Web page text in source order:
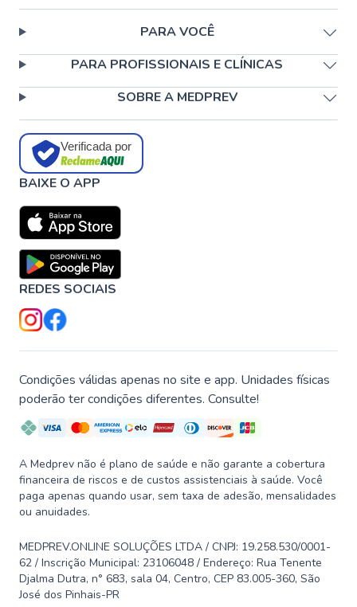
PARA VOCÊ
PARA PROFISSIONAIS E CLÍNICAS
SOBRE A MEDPREV
Verificada por
BAIXE O APP
REDES SOCIAIS
Condições válidas apenas no site e app. Unidades físicas
poderão ter condições diferentes. Consulte!
A Medprev não é plano de saúde e não garante a cobertura
financeira de riscos e de custos assistenciais à saúde. Você
paga apenas quando usar, sem taxa de adesão, mensalidades
ou anuidades.
MEDPREV.ONLINE SOLUÇÕES LTDA / CNPJ: 19.258.530/0001-
62 / Inscrição Municipal: 23106048 / Endereço: Rua Tenente
Djalma Dutra, n° 683, sala 04, Centro, CEP 83.005-360, São
José dos Pinhais-PR